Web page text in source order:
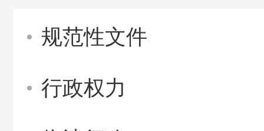
规范性文件
行政权力